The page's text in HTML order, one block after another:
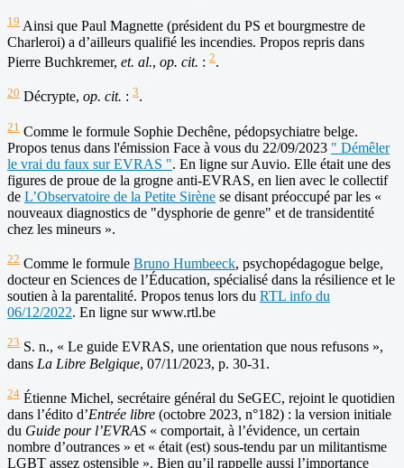
19 Ainsi que Paul Magnette (président du PS et bourgmestre de
Charleroi) a d’ailleurs qualifié les incendies. Propos repris dans
Pierre Buchkremer, et. al., op. cit. : 2.
20 Décrypte, op. cit. : 3.
21 Comme le formule Sophie Dechêne, pédopsychiatre belge.
Propos tenus dans l'émission Face à vous du 22/09/2023 " Démêler
le vrai du faux sur EVRAS ". En ligne sur Auvio. Elle était une des
figures de proue de la grogne anti-EVRAS, en lien avec le collectif
de L’Observatoire de la Petite Sirène se disant préoccupé par les «
nouveaux diagnostics de "dysphorie de genre" et de transidentité
chez les mineurs ».
22 Comme le formule Bruno Humbeeck, psychopédagogue belge,
docteur en Sciences de l’Éducation, spécialisé dans la résilience et le
soutien à la parentalité. Propos tenus lors du RTL info du
06/12/2022. En ligne sur www.rtl.be
23 S. n., « Le guide EVRAS, une orientation que nous refusons »,
dans La Libre Belgique, 07/11/2023, p. 30-31.
24 Étienne Michel, secrétaire général du SeGEC, rejoint le quotidien
dans l’édito d’Entrée libre (octobre 2023, n°182) : la version initiale
du Guide pour l’EVRAS « comportait, à l’évidence, un certain
nombre d’outrances » et « était (est) sous-tendu par un militantisme
LGBT assez ostensible ». Bien qu’il rappelle aussi l’importance